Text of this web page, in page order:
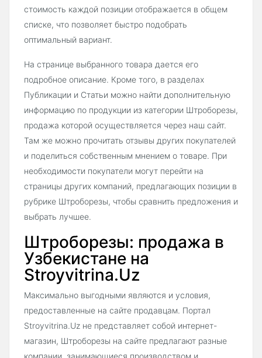
стоимость каждой позиции отображается в общем
списке, что позволяет быстро подобрать
оптимальный вариант.
На странице выбранного товара дается его
подробное описание. Кроме того, в разделах
Публикации и Статьи можно найти дополнительную
информацию по продукции из категории Штроборезы,
продажа которой осуществляется через наш сайт.
Там же можно прочитать отзывы других покупателей
и поделиться собственным мнением о товаре. При
необходимости покупатели могут перейти на
страницы других компаний, предлагающих позиции в
рубрике Штроборезы, чтобы сравнить предложения и
выбрать лучшее.
Штроборезы: продажа в
Узбекистане на
Stroyvitrina.Uz
Максимально выгодными являются и условия,
предоставленные на сайте продавцам. Портал
Stroyvitrina.Uz не представляет собой интернет-
магазин, Штроборезы на сайте предлагают разные